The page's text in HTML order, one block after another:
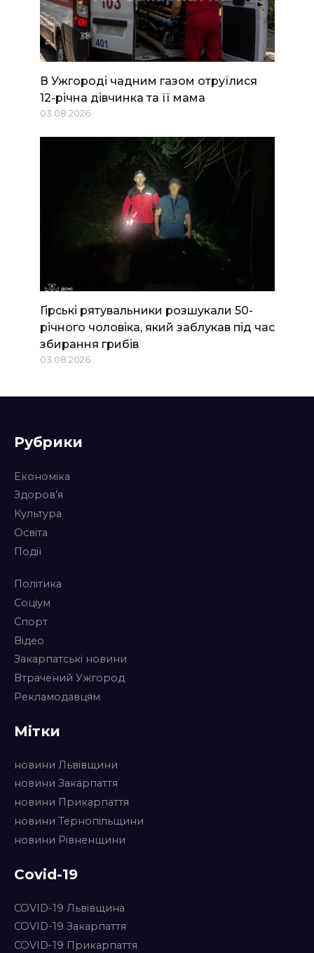
В Ужгороді чадним газом отруїлися
12-річна дівчинка та її мама
03.08.2026
Гірські рятувальники розшукали 50-
річного чоловіка, який заблукав під час
збирання грибів
03.08.2026
Рубрики
Економіка
Здоров’я
Культура
Освіта
Події
Політика
Соціум
Спорт
Відео
Закарпатські новини
Втрачений Ужгород
Рекламодавцям
Мітки
новини Львівщини
новини Закарпаття
новини Прикарпаття
новини Тернопільщини
новини Рівненщини
Covid-19
COVID-19 Львівщина
COVID-19 Закарпаття
COVID-19 Прикарпаття